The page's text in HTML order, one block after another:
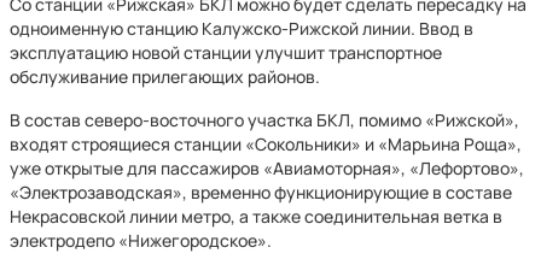
одноименную станцию Калужско-Рижской линии. Ввод в
эксплуатацию новой станции улучшит транспортное
обслуживание прилегающих районов.
В состав северо-восточного участка БКЛ, помимо «Рижской»,
входят строящиеся станции «Сокольники» и «Марьина Роща»,
уже открытые для пассажиров «Авиамоторная», «Лефортово»,
«Электрозаводская», временно функционирующие в составе
Некрасовской линии метро, а также соединительная ветка в
электродепо «Нижегородское».